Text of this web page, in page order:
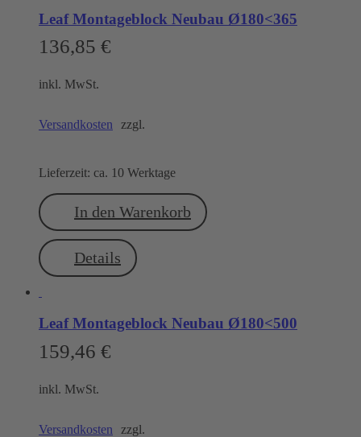
Leaf Montageblock Neubau Ø180<365
136,85 €
inkl. MwSt.
zzgl.
Versandkosten
Lieferzeit: ca. 10 Werktage
In den Warenkorb
Details
Leaf Montageblock Neubau Ø180<500
159,46 €
inkl. MwSt.
zzgl.
Versandkosten